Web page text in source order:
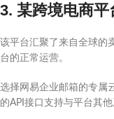
3. 某跨境电商平
该平台汇聚了来自全球的
台的正常运营。
选择网易企业邮箱的专属
的API接口支持与平台其